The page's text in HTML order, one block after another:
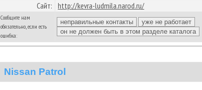
Сайт: http://kevra-ludmila.narod.ru/
Сообщите нам
обязательно, если есть
ошибка:
Nissan Patrol